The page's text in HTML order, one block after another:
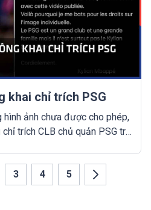
khai chỉ trích PSG
ảnh chưa được cho phép,
trích CLB chủ quản PSG trên
3 4 5